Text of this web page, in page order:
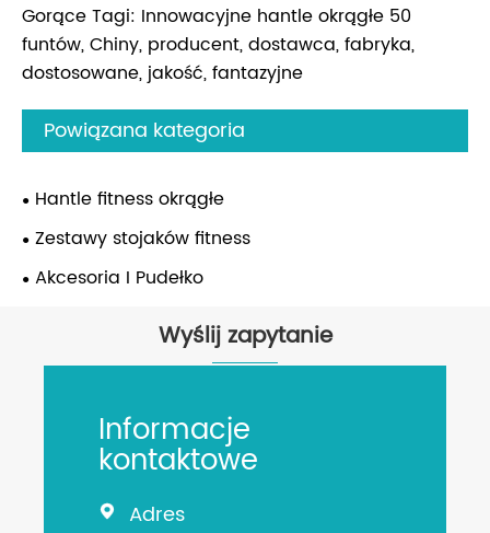
Gorące Tagi: Innowacyjne hantle okrągłe 50
funtów, Chiny, producent, dostawca, fabryka,
dostosowane, jakość, fantazyjne
Powiązana kategoria
Hantle fitness okrągłe
Zestawy stojaków fitness
Akcesoria I Pudełko
Wyślij zapytanie
Informacje
kontaktowe
 Adres